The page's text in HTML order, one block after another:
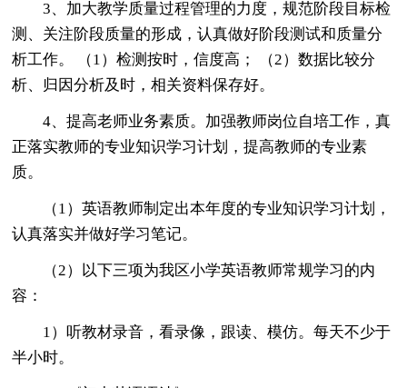
3、加大教学质量过程管理的力度，规范阶段目标检
测、关注阶段质量的形成，认真做好阶段测试和质量分
析工作。 （1）检测按时，信度高； （2）数据比较分
析、归因分析及时，相关资料保存好。
4、提高老师业务素质。加强教师岗位自培工作，真
正落实教师的专业知识学习计划，提高教师的专业素
质。
（1）英语教师制定出本年度的专业知识学习计划，
认真落实并做好学习笔记。
（2）以下三项为我区小学英语教师常规学习的内
容：
1）听教材录音，看录像，跟读、模仿。每天不少于
半小时。